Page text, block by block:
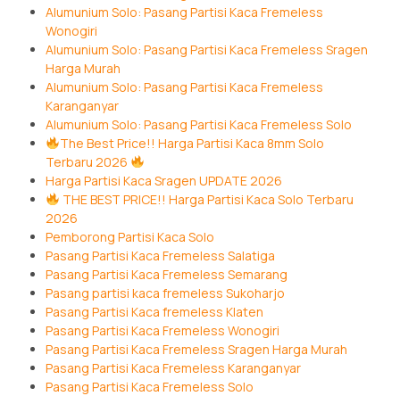
Alumunium Solo: Pasang Partisi Kaca Fremeless
Wonogiri
Alumunium Solo: Pasang Partisi Kaca Fremeless Sragen
Harga Murah
Alumunium Solo: Pasang Partisi Kaca Fremeless
Karanganyar
Alumunium Solo: Pasang Partisi Kaca Fremeless Solo
The Best Price!! Harga Partisi Kaca 8mm Solo
Terbaru 2026
Harga Partisi Kaca Sragen UPDATE 2026
THE BEST PRICE!! Harga Partisi Kaca Solo Terbaru
2026
Pemborong Partisi Kaca Solo
Pasang Partisi Kaca Fremeless Salatiga
Pasang Partisi Kaca Fremeless Semarang
Pasang partisi kaca fremeless Sukoharjo
Pasang Partisi Kaca fremeless Klaten
Pasang Partisi Kaca Fremeless Wonogiri
Pasang Partisi Kaca Fremeless Sragen Harga Murah
Pasang Partisi Kaca Fremeless Karanganyar
Pasang Partisi Kaca Fremeless Solo